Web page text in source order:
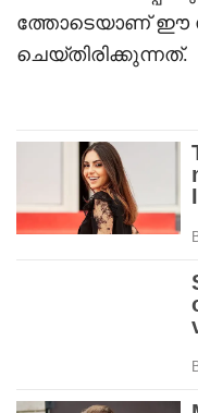
ത്തോടെയാണ് ഈ
ചെയ്തിരിക്കുന്നത്.